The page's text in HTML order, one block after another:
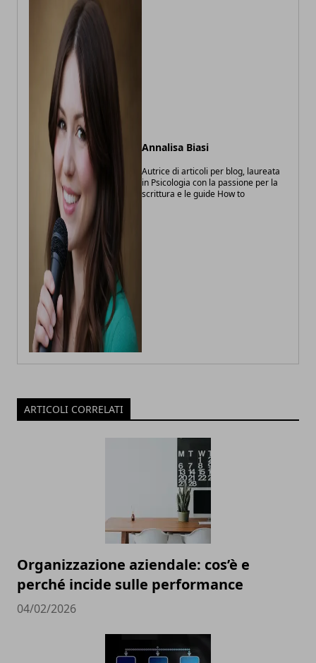
Annalisa Biasi
Autrice di articoli per blog, laureata
in Psicologia con la passione per la
scrittura e le guide How to
ARTICOLI CORRELATI
Organizzazione aziendale: cos’è e
perché incide sulle performance
04/02/2026